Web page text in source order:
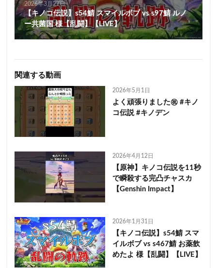
2026年3月27日
【キノコ伝説】s54鯖 スマイルボブ vs s97鯖 ルノ
ー共菌国 様【乱闘】【LIVE】
関連する動画
2026年5月1日
よく頑張りました㊗️ #キノ
コ伝説 #キノデン
2026年4月12日
【原神】キノコ伝説を11秒
で瞬殺する完凸チャスカ
【Genshin Impact】
2026年1月31日
【キノコ伝説】s54鯖 スマ
イルボブ vs s467鯖 お薬飲
めたよ 様【乱闘】【LIVE】